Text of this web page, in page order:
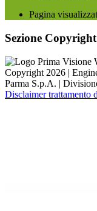
Pagina
Sezione Copyright
Copyright 2026 |
Parma S.p.A. |
Disclaimer trattamento